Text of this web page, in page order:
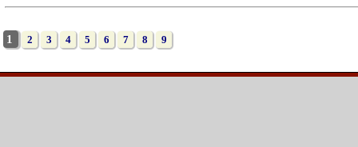
1 2 3 4 5 6 7 8 9